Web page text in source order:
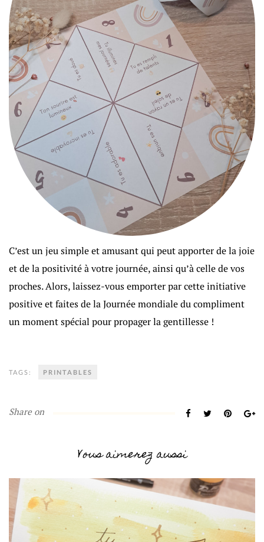
C’est un jeu simple et amusant qui peut apporter de la joie
et de la positivité à votre journée, ainsi qu’à celle de vos
proches. Alors, laissez-vous emporter par cette initiative
positive et faites de la Journée mondiale du compliment
un moment spécial pour propager la gentillesse !
TAGS: PRINTABLES
Share on
Vous aimerez aussi